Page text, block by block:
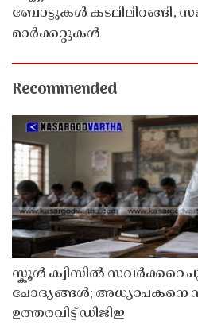
ബോട്ടുകൾ കടലിലിറങ്ങി,
മാർക്കറ്റുകൾ
Recommended
സ്കൂൾ ക്വിസിൽ സവർക്കറെ
ചോദ്യങ്ങൾ; അധ്യാപകനെ
ഉത്തരവിട്ട് ഡിജിഇ